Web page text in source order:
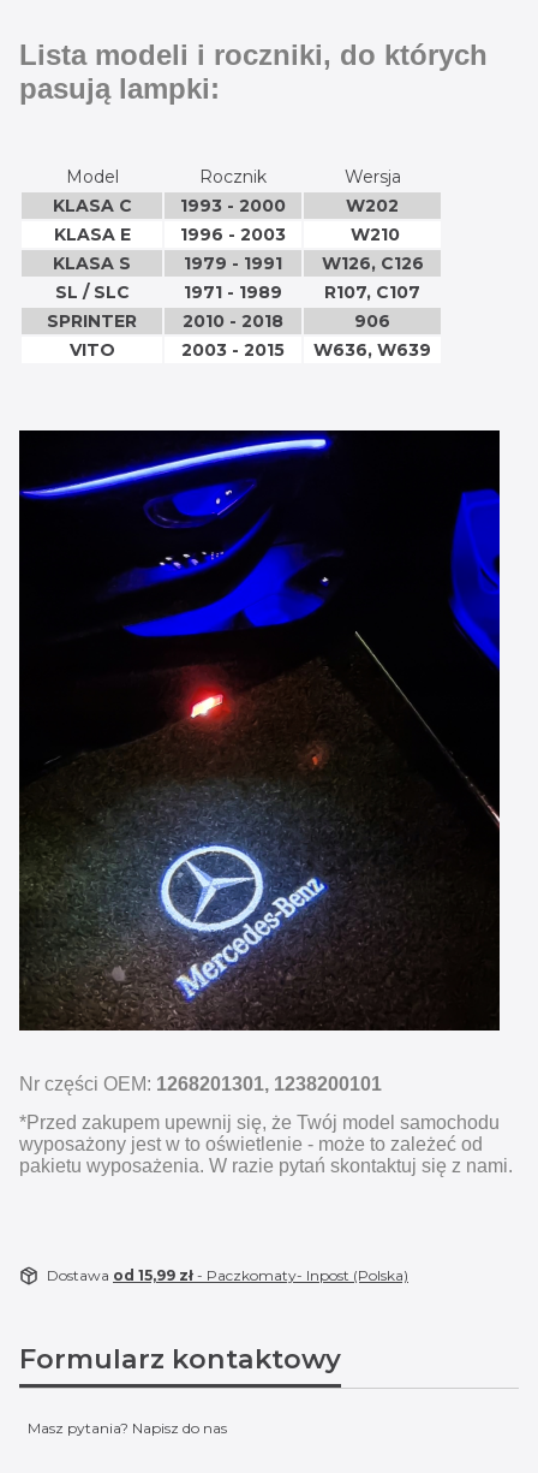
Lista modeli i roczniki, do których
pasują lampki:
Model Rocznik
Wersja
KLASA C
1993 - 2000
W202
KLASA E
1996 - 2003
W210
KLASA S
1979 - 1991
W126, C126
SL / SLC
1971 - 1989
R107, C107
SPRINTER
2010 - 2018
906
VITO
2003 - 2015 W636, W639
Nr części OEM: 1268201301, 1238200101
*Przed zakupem upewnij się, że Twój model samochodu
wyposażony jest w to oświetlenie - może to zależeć od
pakietu wyposażenia. W razie pytań skontaktuj się z nami.
Dostawa od 15,99 zł - Paczkomaty- Inpost (Polska)
Formularz kontaktowy
Masz pytania? Napisz do nas